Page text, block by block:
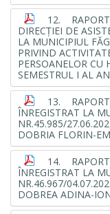
12. RAPORT
DIRECŢIEI DE
LA MUNICIPIUL
PRIVIND
PERSOANELOR CU
SEMESTRUL I AL
13. RAPORT
ÎNREGISTRAT LA
NR.45.985/
DOBRIA FLORIN-
14. RAPORT
ÎNREGISTRAT LA
NR.46.967/
DOBREA ADINA-